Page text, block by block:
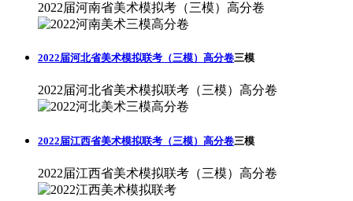
2022届河南省美术模拟考（三模）高分卷
2022届河北省美术模拟联考（三模）高分卷三模
2022届河北省美术模拟联考（三模）高分卷
2022届江西省美术模拟联考（三模）高分卷三模
2022届江西省美术模拟联考（三模）高分卷